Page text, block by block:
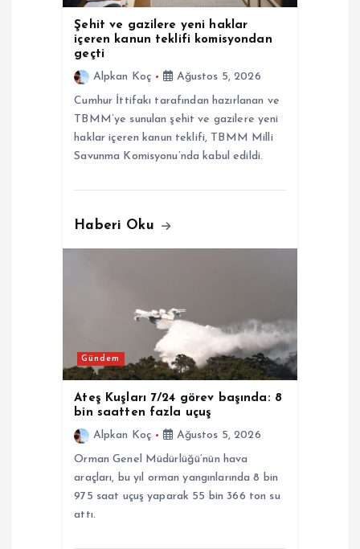
Şehit ve gazilere yeni haklar
içeren kanun teklifi komisyondan
geçti
Alpkan Koç
Ağustos 5, 2026
Cumhur İttifakı tarafından hazırlanan ve
TBMM’ye sunulan şehit ve gazilere yeni
haklar içeren kanun teklifi, TBMM Milli
Savunma Komisyonu’nda kabul edildi.
Haberi Oku
Gündem
Ateş Kuşları 7/24 görev başında: 8
bin saatten fazla uçuş
Alpkan Koç
Ağustos 5, 2026
Orman Genel Müdürlüğü’nün hava
araçları, bu yıl orman yangınlarında 8 bin
975 saat uçuş yaparak 55 bin 366 ton su
attı.